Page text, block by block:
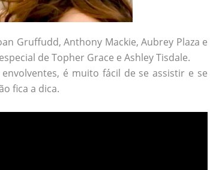
Gruffudd, Anthony Mackie, Aubrey Plaza e
de Topher Grace e Ashley Tisdale.
é muito fácil de se assistir e se
fica a dica.